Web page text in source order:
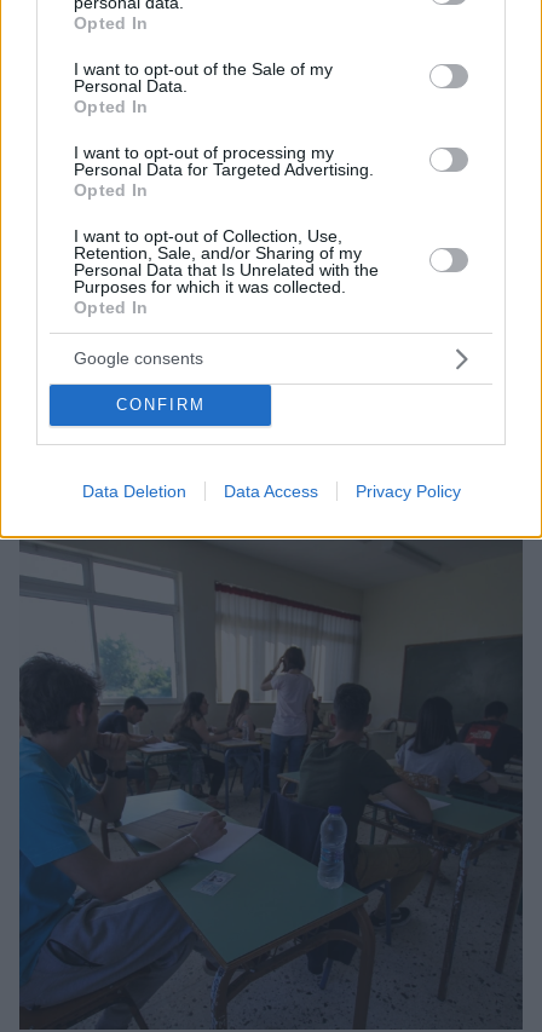
grant or deny consent to Google and its third-party tags to
use your data for below specified purposes in below Google
consent section.
Opted In
I want to opt-out of the Sale of my
Personal Data.
Opted In
I want to opt-out of processing my
Personal Data for Targeted Advertising.
Opted In
I want to opt-out of Collection, Use,
Retention, Sale, and/or Sharing of my
Personal Data that Is Unrelated with the
Purposes for which it was collected.
Opted In
Google consents
CONFIRM
Data Deletion Data Access Privacy Policy
Παράνομη η στάση εργασίας της ΔΟΕ και ΟΛΜΕ μέσα
στις εξετάσεις της ελληνικής Pisa
Οι εξετάσεις θα διεξαχθούν αύριο με τη συμμετοχή
12.000 μαθητών από 660 Δημοτικά και Γυμνάσια σε
όλη τη χώρα – Η ΔΟΕ θεωρεί ότι μέσω των
μορφωτικού αγαθού» - Νέα στάση εργασίας από την
21.05.2024, 14:26 12